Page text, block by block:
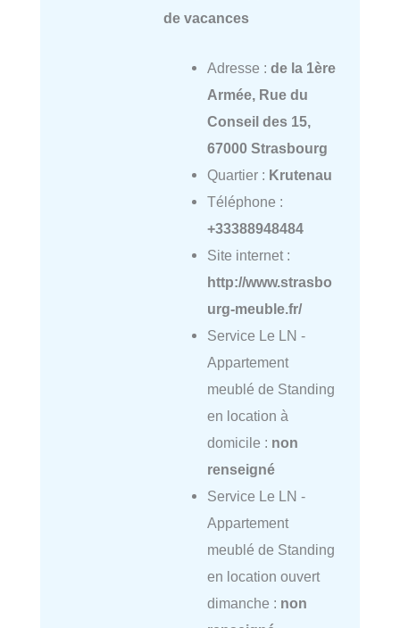
de vacances
Adresse : de la 1ère
Armée, Rue du
Conseil des 15,
67000 Strasbourg
Quartier : Krutenau
Téléphone :
+33388948484
Site internet :
http://www.strasbo
urg-meuble.fr/
Service Le LN -
Appartement
meublé de Standing
en location à
domicile : non
renseigné
Service Le LN -
Appartement
meublé de Standing
en location ouvert
dimanche : non